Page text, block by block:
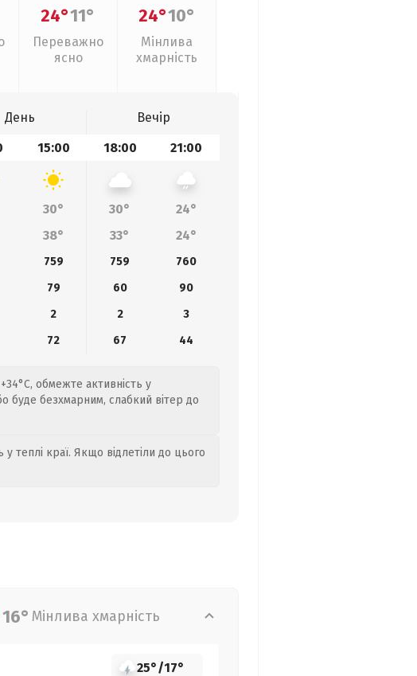
24°11°
Переважно
ясно
24°10°
Мінлива
хмарність
День
Вечір
15:00 18:00 21:00
30° 30°
24°
38° 33° 24°
759 759
760
79 60
90
2 2
3
72 67 44
обмежте активність у
буде безхмарним, слабкий вітер до
теплі краї. Якщо відлетіли до цього
16° Мінлива хмарність
25°/17°